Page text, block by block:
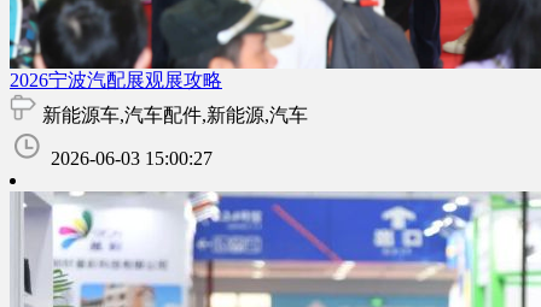
2026宁波汽配展观展攻略
新能源车,汽车配件,新能源,汽车
2026-06-03 15:00:27